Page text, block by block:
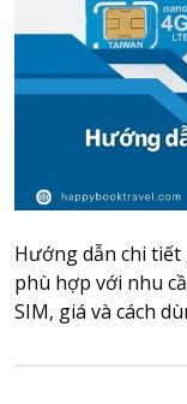
Travel SIM
Vietnam travel
International travel
Domestic tours
Yacht
For you
Register as a
Hướng dẫn chi
phù hợp với nhu
SIM, giá và cách